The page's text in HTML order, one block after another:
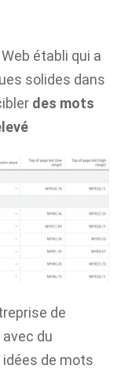
établi qui a
solides dans
des mots
de
du
idées de mots